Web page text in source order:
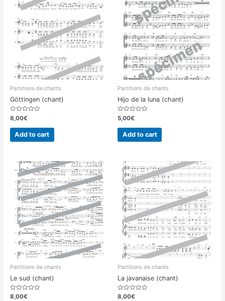
Partitions de chants
Göttingen (chant)
Rated
0
out
8,00€
Add to cart
Partitions de chants
Hijo de la luna (chant)
Rated
0
out
5,00€
Add to cart
Partitions de chants
Le sud (chant)
Rated
8,00€
Partitions de chants
La javanaise (chant)
Rated
8,00€